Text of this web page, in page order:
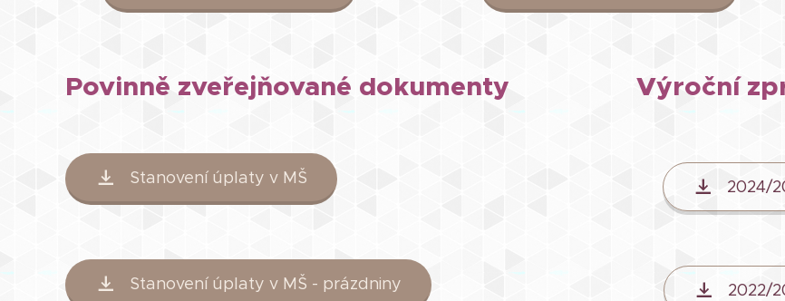
Povinně zveřejňované dokumenty
Stanovení úplaty v MŠ
Stanovení úplaty v MŠ - prázdniny
Výroční
2024/
2022/